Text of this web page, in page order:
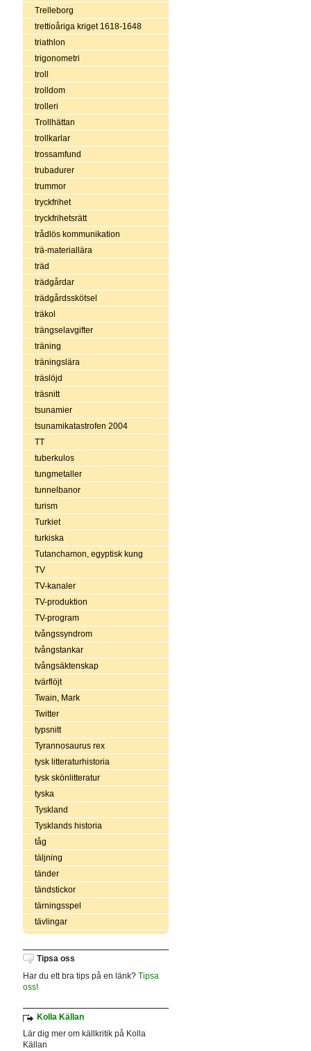
Trelleborg
trettioåriga kriget 1618-1648
triathlon
trigonometri
troll
trolldom
trolleri
Trollhättan
trollkarlar
trossamfund
trubadurer
trummor
tryckfrihet
tryckfrihetsrätt
trådlös kommunikation
trä-materiallära
träd
trädgårdar
trädgårdsskötsel
träkol
trängselavgifter
träning
träningslära
träslöjd
träsnitt
tsunamier
tsunamikatastrofen 2004
TT
tuberkulos
tungmetaller
tunnelbanor
turism
Turkiet
turkiska
Tutanchamon, egyptisk kung
TV
TV-kanaler
TV-produktion
TV-program
tvångssyndrom
tvångstankar
tvångsäktenskap
tvärflöjt
Twain, Mark
Twitter
typsnitt
Tyrannosaurus rex
tysk litteraturhistoria
tysk skönlitteratur
tyska
Tyskland
Tysklands historia
tåg
täljning
tänder
tändstickor
tärningsspel
tävlingar
Tipsa oss
Har du ett bra tips på en länk? Tipsa
oss!
Kolla Källan
Lär dig mer om källkritik på Kolla
Källan